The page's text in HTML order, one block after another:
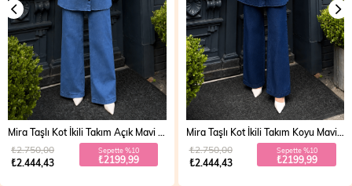
₺2.444,43
₺2.750,00 Sepette %10
₺2199,99
Mira Taşlı Kot İkili Takım Koyu Mavi 19286
₺2.444,43
₺2.750,00 Sepette %10
₺2199,99